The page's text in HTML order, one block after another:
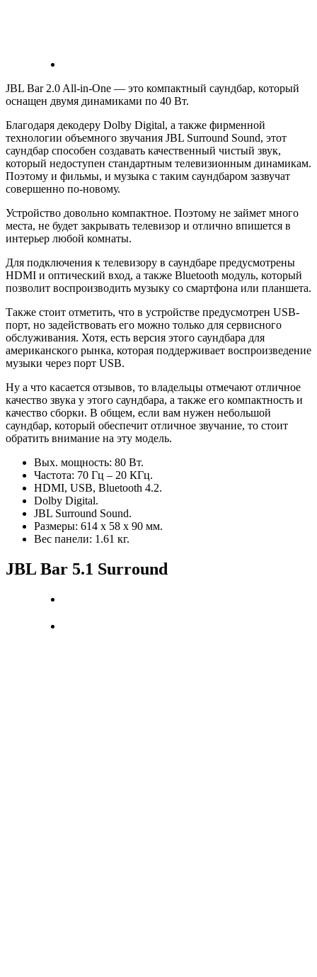
JBL Bar 2.0 All-in-One — это компактный саундбар, который
оснащен двумя динамиками по 40 Вт.
Благодаря декодеру Dolby Digital, а также фирменной
технологии объемного звучания JBL Surround Sound, этот
саундбар способен создавать качественный чистый звук,
который недоступен стандартным телевизионным динамикам.
Поэтому и фильмы, и музыка с таким саундбаром зазвучат
совершенно по-новому.
Устройство довольно компактное. Поэтому не займет много
места, не будет закрывать телевизор и отлично впишется в
интерьер любой комнаты.
Для подключения к телевизору в саундбаре предусмотрены
HDMI и оптический вход, а также Bluetooth модуль, который
позволит воспроизводить музыку со смартфона или планшета.
Также стоит отметить, что в устройстве предусмотрен USB-
порт, но задействовать его можно только для сервисного
обслуживания. Хотя, есть версия этого саундбара для
американского рынка, которая поддерживает воспроизведение
музыки через порт USB.
Ну а что касается отзывов, то владельцы отмечают отличное
качество звука у этого саундбара, а также его компактность и
качество сборки. В общем, если вам нужен небольшой
саундбар, который обеспечит отличное звучание, то стоит
обратить внимание на эту модель.
Вых. мощность: 80 Вт.
Частота: 70 Гц – 20 КГц.
HDMI, USB, Bluetooth 4.2.
Dolby Digital.
JBL Surround Sound.
Размеры: 614 х 58 х 90 мм.
Вес панели: 1.61 кг.
JBL Bar 5.1 Surround